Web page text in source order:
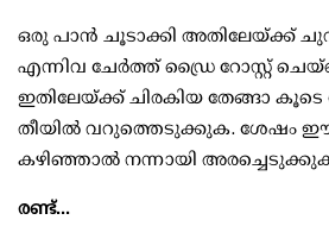
ഒരു പാന്‍ ചൂടാക്കി അതിലേയ്ക്ക്
എന്നിവ ചേര്‍ത്ത് ഡ്രൈ റോസ്റ്റ്
ഇതിലേയ്ക്ക് ചിരകിയ തേങ്ങാ
തീയില്‍ വറുത്തെടുക്കുക. ശേഷം ഈ
കഴിഞ്ഞാല്‍ നന്നായി
രണ്ട്...